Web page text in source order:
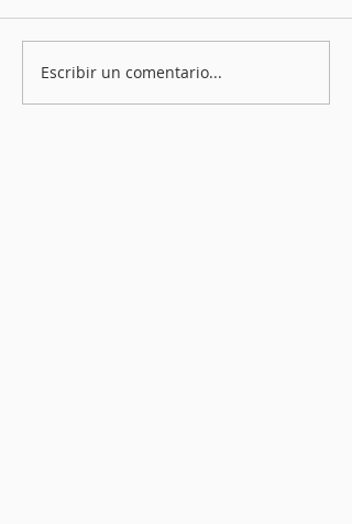
Escribir un comentario...